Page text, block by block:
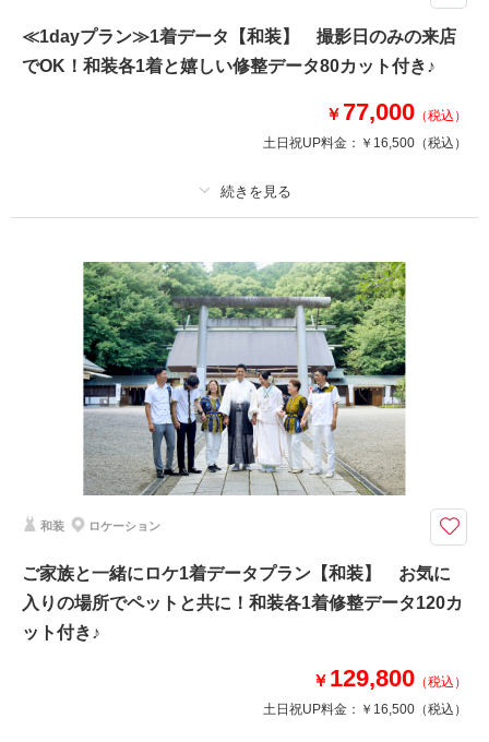
相談予約する
を確認する
≪1dayプラン≫1着データ【和装】 撮影日のみの来店
でOK！和装各1着と嬉しい修整データ80カット付き♪
￥ 77,000 （税込）
土日祝UP料金： ￥16,500 （税込）
撮影料 新婦衣装1着 新郎衣装1着
着付け ヘアメイク 小物一式
アルバム データ 80 カット 台紙付写真
衣装追加 会食 挙式
家族と撮影 家族用衣装レンタル ペットと撮影
LINEやお電話で事前打ち合わせ可能！おしゃれなスタジオで和装を着てお
プラン内和装各1着・ヘアメイク・着付け・撮影料・修整データ80カットが
相談予約する 撮影日の空き
を確認する
和装 ロケーション
ご家族と一緒にロケ1着データプラン【和装】 お気に
入りの場所でペットと共に！和装各1着修整データ120カ
ット付き♪
￥ 129,800 （税込）
土日祝UP料金： ￥16,500 （税込）